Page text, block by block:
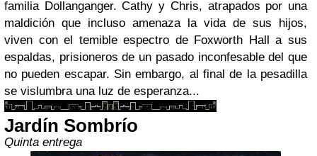
familia Dollanganger. Cathy y Chris, atrapados por una
maldición que incluso amenaza la vida de sus hijos,
viven con el temible espectro de Foxworth Hall a sus
espaldas, prisioneros de un pasado inconfesable del que
no pueden escapar. Sin embargo, al final de la pesadilla
se vislumbra una luz de esperanza...
Jardín Sombrío
Quinta entrega